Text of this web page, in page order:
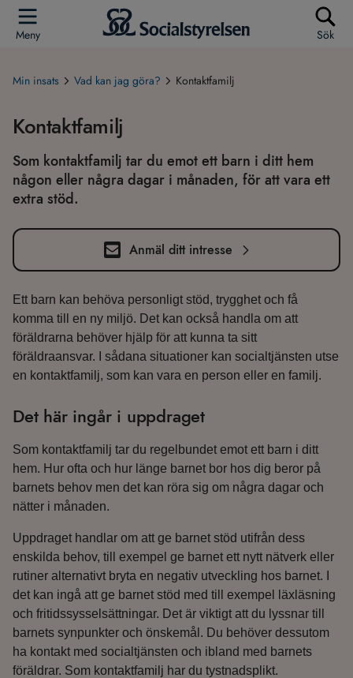
Meny Sök
Min insats Vad kan jag göra? Kontaktfamilj
Kontaktfamilj
Som kontaktfamilj tar du emot ett barn i ditt hem
någon eller några dagar i månaden, för att vara ett
extra stöd.
Anmäl ditt intresse
Ett barn kan behöva personligt stöd, trygghet och få
komma till en ny miljö. Det kan också handla om att
föräldrarna behöver hjälp för att kunna ta sitt
föräldraansvar. I sådana situationer kan socialtjänsten utse
en kontaktfamilj, som kan vara en person eller en familj.
Det här ingår i uppdraget
Som kontaktfamilj tar du regelbundet emot ett barn i ditt
hem. Hur ofta och hur länge barnet bor hos dig beror på
barnets behov men det kan röra sig om några dagar och
nätter i månaden.
Uppdraget handlar om att ge barnet stöd utifrån dess
enskilda behov, till exempel ge barnet ett nytt nätverk eller
rutiner alternativt bryta en negativ utveckling hos barnet. I
det kan ingå att ge barnet stöd med till exempel läxläsning
och fritidssysselsättningar. Det är viktigt att du lyssnar till
barnets synpunkter och önskemål. Du behöver dessutom
ha kontakt med socialtjänsten och ibland med barnets
föräldrar. Som kontaktfamilj har du tystnadsplikt.